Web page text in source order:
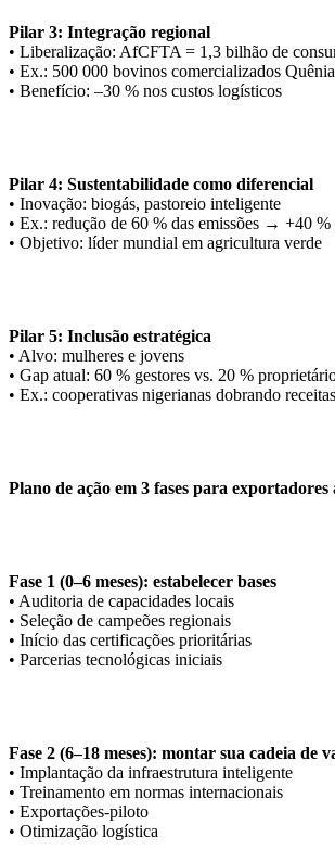
Pilar 3: Integração regional
• Liberalização: AfCFTA = 1,3 bilhão de
• Ex.: 500 000 bovinos comercializados
• Benefício: –30 % nos custos logísticos
Pilar 4: Sustentabilidade como diferencial
• Inovação: biogás, pastoreio inteligente
• Ex.: redução de 60 % das emissões → +40
• Objetivo: líder mundial em agricultura verde
Pilar 5: Inclusão estratégica
• Alvo: mulheres e jovens
• Gap atual: 60 % gestores vs. 20 %
• Ex.: cooperativas nigerianas dobrando receitas
Plano de ação em 3 fases para exportadores
Fase 1 (0–6 meses): estabelecer bases
• Auditoria de capacidades locais
• Seleção de campeões regionais
• Início das certificações prioritárias
• Parcerias tecnológicas iniciais
Fase 2 (6–18 meses): montar sua cadeia de
• Implantação da infraestrutura inteligente
• Treinamento em normas internacionais
• Exportações-piloto
• Otimização logística